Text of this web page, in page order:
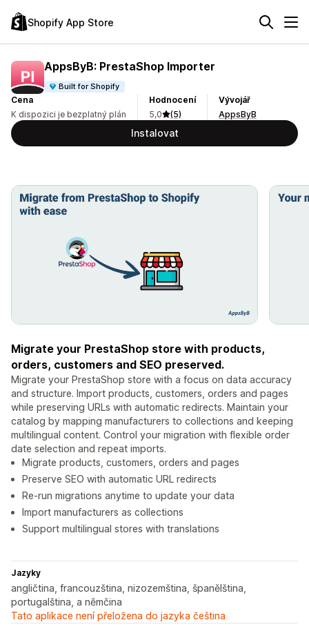
Shopify App Store
AppsByB: PrestaShop Importer
Built for Shopify
Cena
K dispozici je bezplatný plán
Hodnocení
5,0
(5)
Vývojář
AppsByB
Instalovat
Migrate your PrestaShop store with products,
orders, customers and SEO preserved.
Migrate your PrestaShop store with a focus on data accuracy
and structure. Import products, customers, orders and pages
while preserving URLs with automatic redirects. Maintain your
catalog by mapping manufacturers to collections and keeping
multilingual content. Control your migration with flexible order
date selection and repeat imports.
Migrate products, customers, orders and pages
Preserve SEO with automatic URL redirects
Re-run migrations anytime to update your data
Import manufacturers as collections
Support multilingual stores with translations
Jazyky
angličtina, francouzština, nizozemština, španělština,
portugalština, a němčina
Tato aplikace není přeložena do jazyka čeština